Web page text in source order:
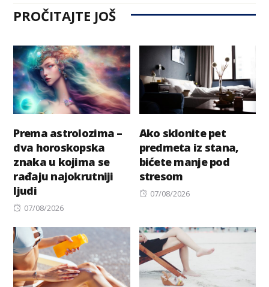
PROČITAJTE JOŠ
Prema astrolozima –
dva horoskopska
znaka u kojima se
rađaju najokrutniji
ljudi
Posted
07/08/2026
Ako sklonite pet
predmeta iz stana,
bićete manje pod
stresom
Posted
07/08/2026